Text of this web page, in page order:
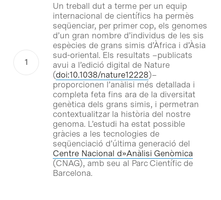
Un treball dut a terme per un equip
internacional de científics ha permès
seqüenciar, per primer cop, els genomes
d’un gran nombre d’individus de les sis
espècies de grans simis d’Àfrica i d’Àsia
sud-oriental. Els resultats –publicats
avui a l’edició digital de Nature
(doi:10.1038/nature12228)–
proporcionen l’anàlisi més detallada i
completa feta fins ara de la diversitat
genètica dels grans simis, i permetran
contextualitzar la història del nostre
genoma. L’estudi ha estat possible
gràcies a les tecnologies de
seqüenciació d’última generació del
Centre Nacional d»Anàlisi Genòmica
(CNAG), amb seu al Parc Científic de
Barcelona.